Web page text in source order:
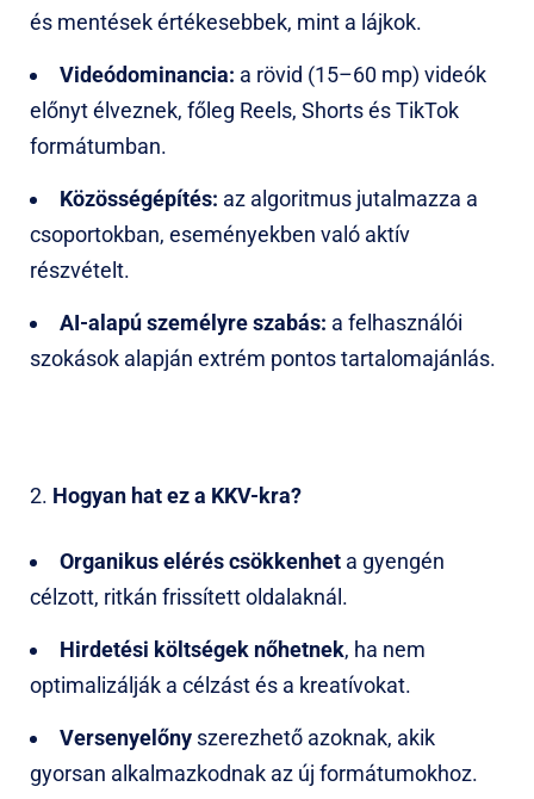
és mentések értékesebbek, mint a lájkok.
Videódominancia: a rövid (15–60 mp) videók
előnyt élveznek, főleg Reels, Shorts és TikTok
formátumban.
Közösségépítés: az algoritmus jutalmazza a
csoportokban, eseményekben való aktív
részvételt.
AI-alapú személyre szabás: a felhasználói
szokások alapján extrém pontos tartalomajánlás.
Hogyan hat ez a KKV-kra?
Organikus elérés csökkenhet a gyengén
célzott, ritkán frissített oldalaknál.
Hirdetési költségek nőhetnek, ha nem
optimalizálják a célzást és a kreatívokat.
Versenyelőny szerezhető azoknak, akik
gyorsan alkalmazkodnak az új formátumokhoz.